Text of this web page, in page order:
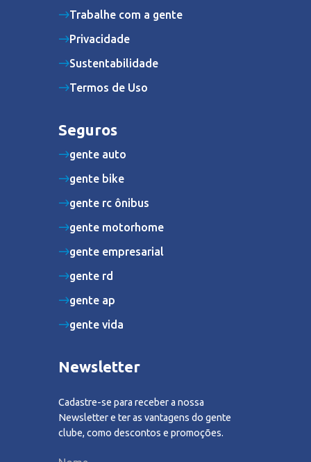
Trabalhe com a gente
Privacidade
Sustentabilidade
Termos de Uso
Seguros
gente auto
gente bike
gente rc ônibus
gente motorhome
gente empresarial
gente rd
gente ap
gente vida
Newsletter
Cadastre-se para receber a nossa
Newsletter e ter as vantagens do gente
clube, como descontos e promoções.